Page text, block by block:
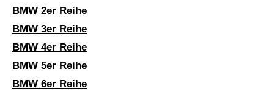
BMW 2er Reihe
BMW 3er Reihe
BMW 4er Reihe
BMW 5er Reihe
BMW 6er Reihe